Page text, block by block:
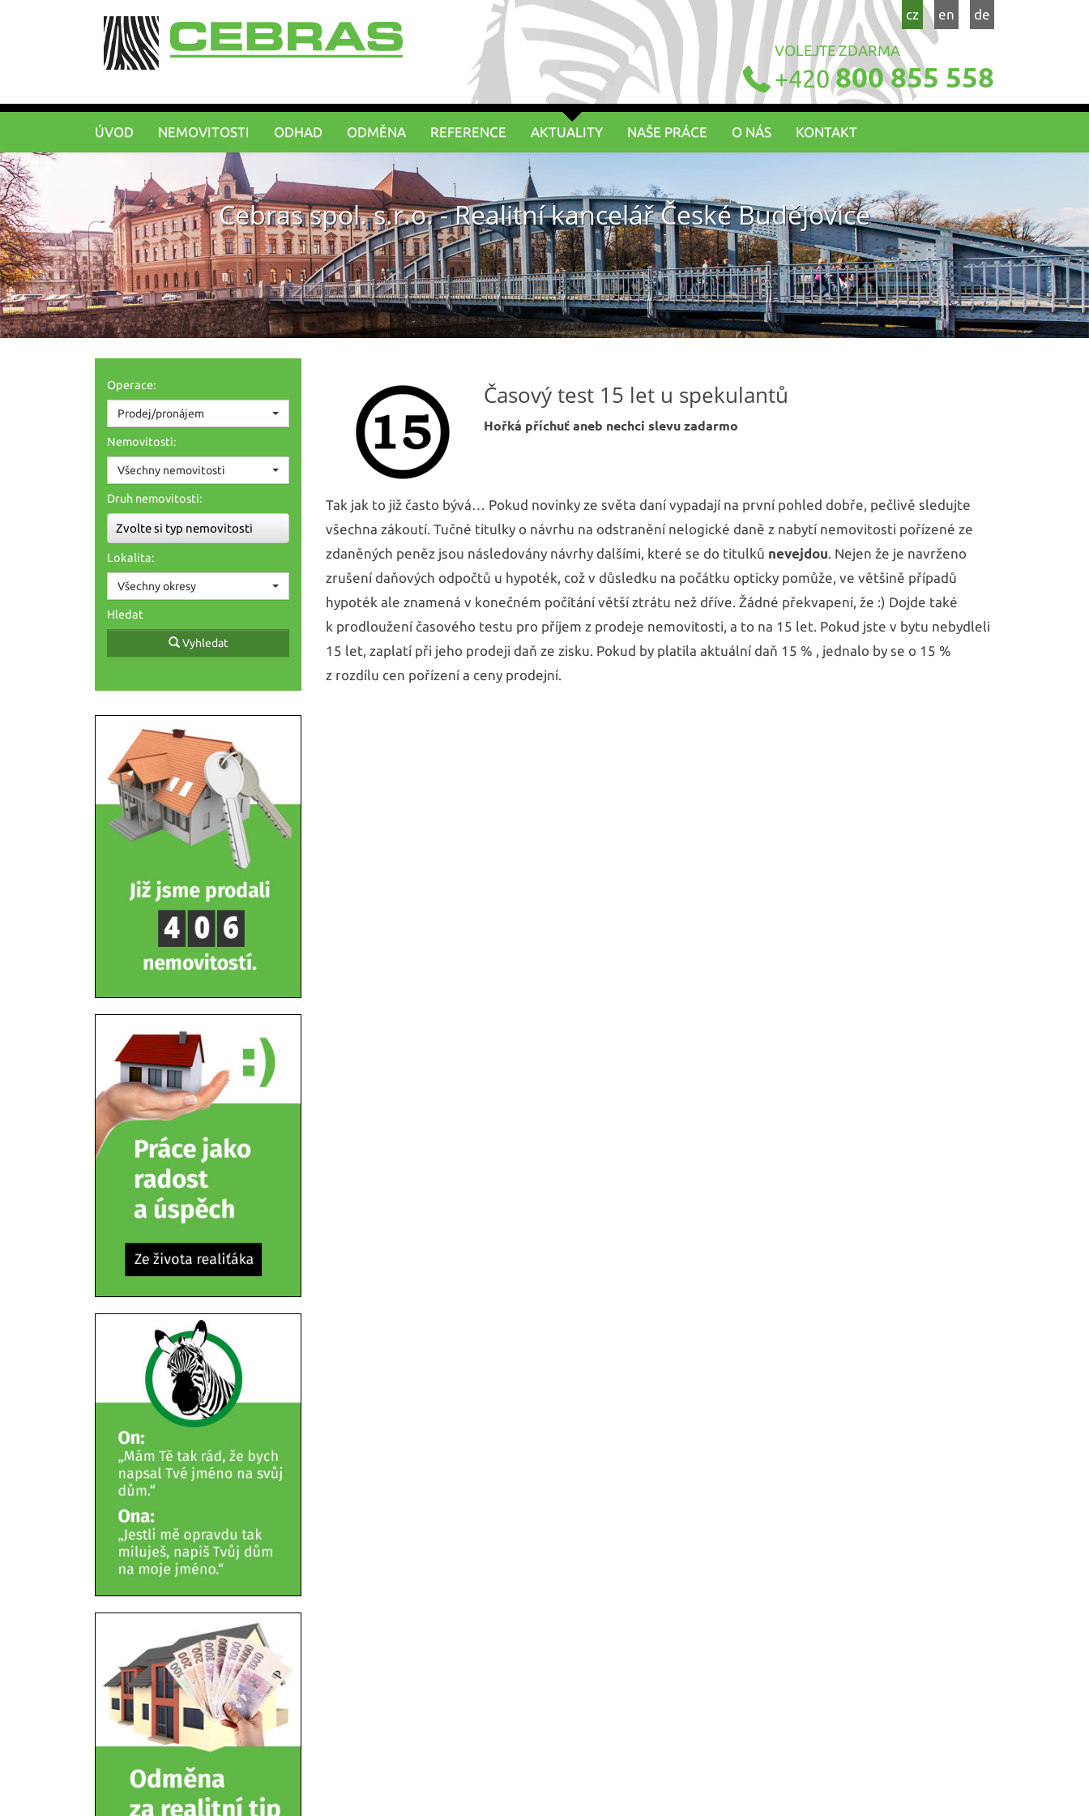
cz en de
VOLEJTE ZDARMA
+420800 855 558
ÚVOD NEMOVITOSTI ODHAD ODMĚNA REFERENCE AKTUALITY NAŠE PRÁCE O NÁS KONTAKT
Cebras spol. s.r.o. - Realitní kancelář České Budějovice
Časový test 15 let u spekulantů
Hořká příchuť aneb nechci slevu zadarmo
Tak jak to již často bývá… Pokud novinky ze světa daní vypadají na první pohled dobře, pečlivě sledujte
všechna zákoutí. Tučné titulky o návrhu na odstranění nelogické daně z nabytí nemovitosti pořízené ze
zdaněných peněz jsou následovány návrhy dalšími, které se do titulků nevejdou. Nejen že je navrženo
zrušení daňových odpočtů u hypoték, což v důsledku na počátku opticky pomůže, ve většině případů
hypoték ale znamená v konečném počítání větší ztrátu než dříve. Žádné překvapení, že :) Dojde také
k prodloužení časového testu pro příjem z prodeje nemovitosti, a to na 15 let. Pokud jste v bytu nebydleli
15 let, zaplatí při jeho prodeji daň ze zisku. Pokud by platila aktuální daň 15 % , jednalo by se o 15 %
z rozdílu cen pořízení a ceny prodejní.
Operace:
Prodej/pronájem
Nemovitosti:
Všechny nemovitosti
Druh nemovitosti:
Zvolte si typ nemovitosti
Lokalita:
Všechny okresy
Hledat
Vyhledat